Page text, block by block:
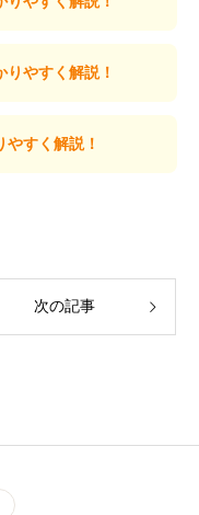
やすく解説！
すく解説！
次の記事